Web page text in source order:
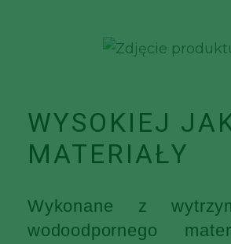
WYSOKIEJ
MATERIAŁY
Wykonane z
wodoodpornego